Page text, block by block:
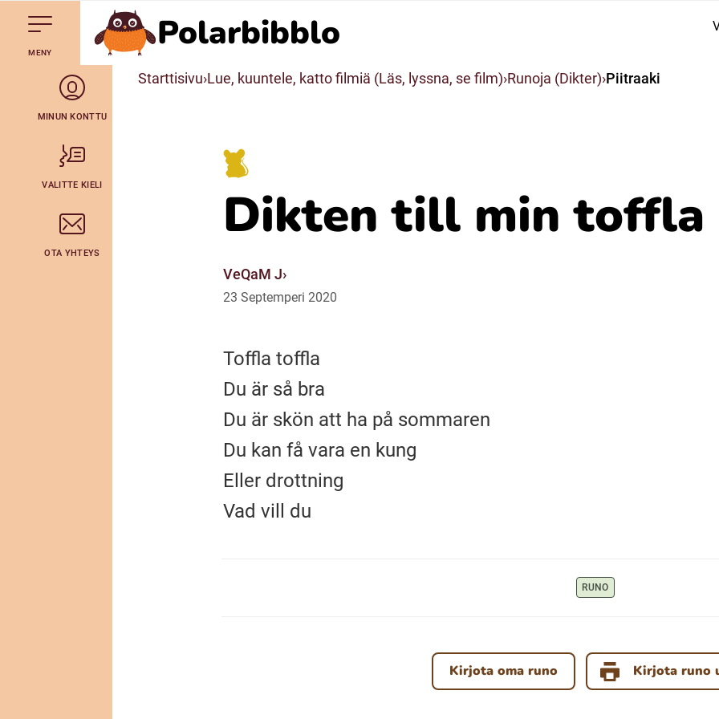
Till navigering av sidans innehåll
Till övergripande innehåll för webbplatsen
Bidumsámegiella (Pitesamiska)
Resanderomani (Romska)
Lovari (Romska)
MENY Mene starttisivulePolarbibblo
MINUN KONTTU
VALITTE KIELI
OTA YHTEYS
Starttisivu Lue, kuuntele, katto filmiä (Läs, lyssna, se film) Runoja (Dikter) Piitraaki
Dikten till min toffla
VeQaM J
23 Septemperi 2020
Toffla toffla
Du är så bra
Du är skön att ha på sommaren
Du kan få vara en kung
Eller drottning
Vad vill du
RUNO
Kirjota oma runo Kirjota runo